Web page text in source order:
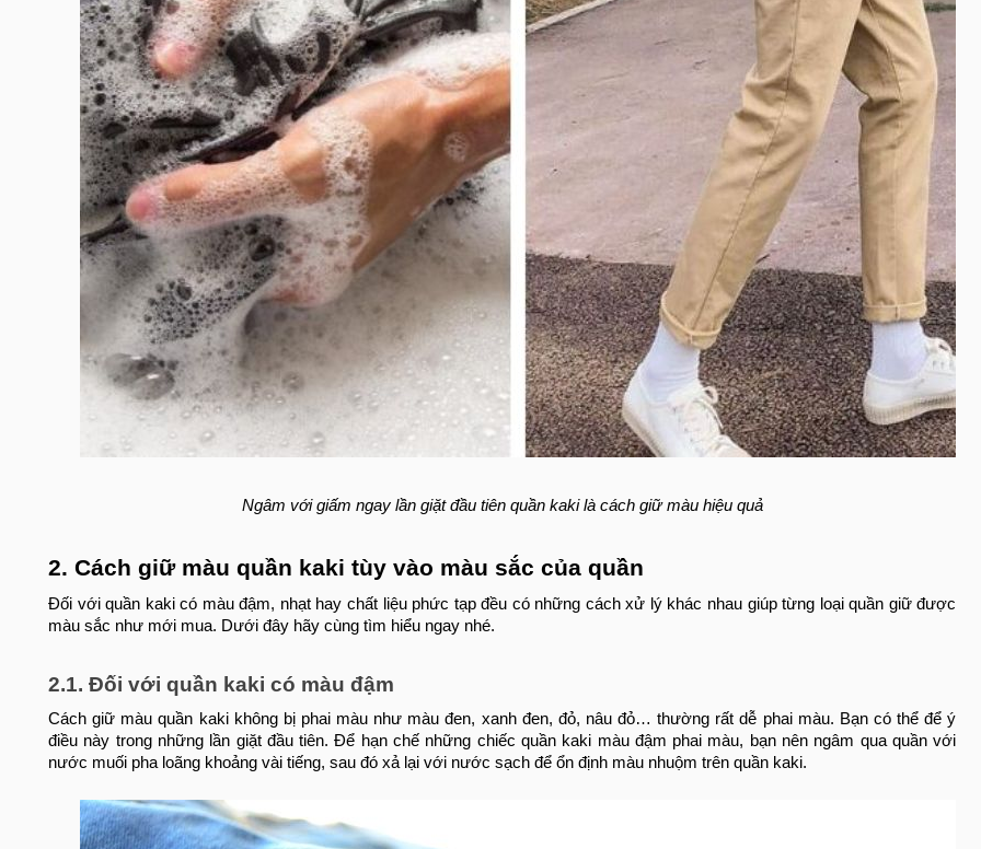
Ngâm với giấm ngay lần giặt đầu tiên quần kaki là cách giữ màu hiệu quả
2. Cách giữ màu quần kaki tùy vào màu sắc của quần
Đối với quần kaki có màu đậm, nhạt hay chất liệu phức tạp đều có những cách xử lý khác nhau giúp từng loại quần giữ được
màu sắc như mới mua. Dưới đây hãy cùng tìm hiểu ngay nhé.
2.1. Đối với quần kaki có màu đậm
Cách giữ màu quần kaki không bị phai màu như màu đen, xanh đen, đỏ, nâu đỏ… thường rất dễ phai màu. Bạn có thể để ý
điều này trong những lần giặt đầu tiên. Để hạn chế những chiếc quần kaki màu đậm phai màu, bạn nên ngâm qua quần với
nước muối pha loãng khoảng vài tiếng, sau đó xả lại với nước sạch để ổn định màu nhuộm trên quần kaki.